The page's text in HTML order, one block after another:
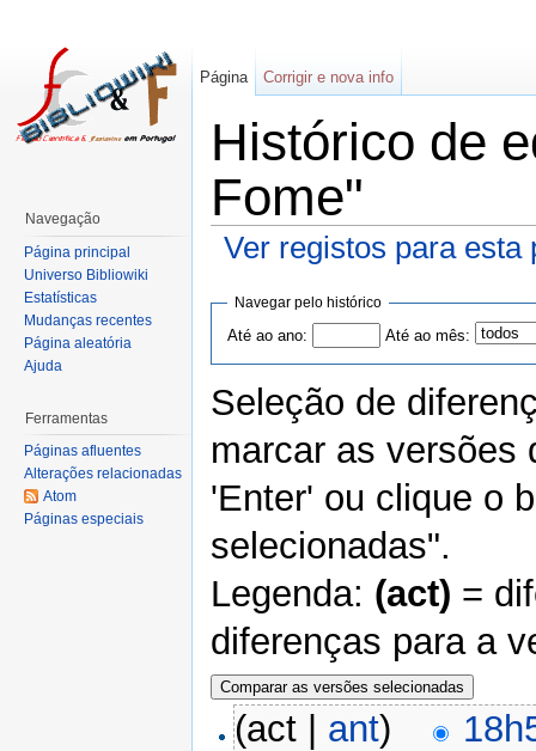
Histórico de
Fome"
Ver registos para esta
Navegar pelo histórico
Até ao ano: Até ao mês:
Seleção de
marcar as versões
'Enter' ou clique o
selecionadas".
Legenda: (act) =
diferenças para a
(act | ant)
Página Corrigir e nova info
Navegação
Página principal
Universo Bibliowiki
Estatísticas
Mudanças recentes
Página aleatória
Ajuda
Ferramentas
Páginas afluentes
Alterações relacionadas
Atom
Páginas especiais